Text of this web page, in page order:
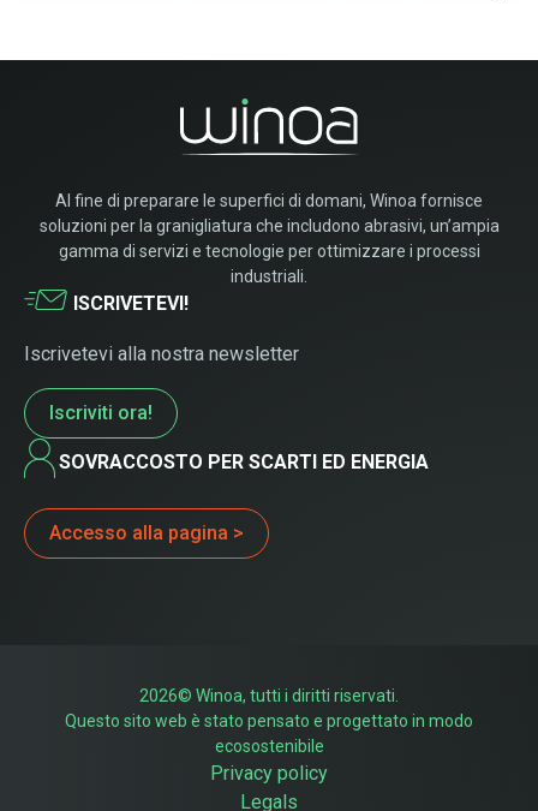
Al fine di preparare le superfici di domani, Winoa fornisce
soluzioni per la granigliatura che includono abrasivi, un’ampia
gamma di servizi e tecnologie per ottimizzare i processi
industriali.
ISCRIVETEVI!
Iscrivetevi alla nostra newsletter
Iscriviti ora!
SOVRACCOSTO PER SCARTI ED ENERGIA
Accesso alla pagina >
2026© Winoa, tutti i diritti riservati.
Questo sito web è stato pensato e progettato in modo
ecosostenibile
Privacy policy
Legals